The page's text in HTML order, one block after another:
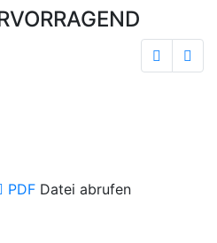
PDFDatei abrufen